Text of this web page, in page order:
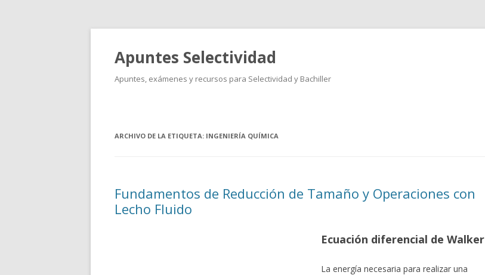
Apuntes Selectividad
Apuntes, exámenes y recursos para Selectividad y Bachiller
ARCHIVO DE LA ETIQUETA: INGENIERÍA QUÍMICA
Fundamentos de Reducción de Tamaño y Operaciones con
Lecho Fluido
Ecuación diferencial de Walker
La energía necesaria para realizar una